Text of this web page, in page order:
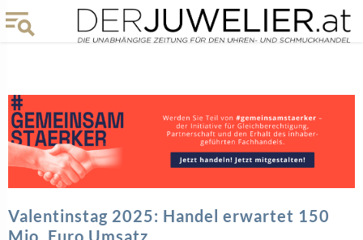
Valentinstag 2025: Handel erwartet 150
Mio. Euro Umsatz